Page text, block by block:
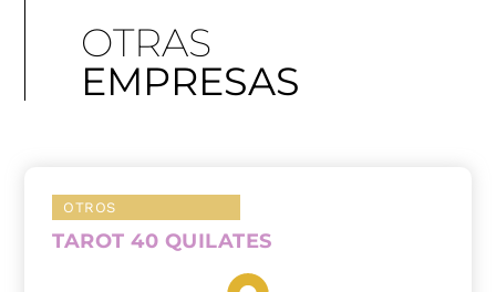
OTRAS
EMPRESAS
OTROS
TAROT 40 QUILATES